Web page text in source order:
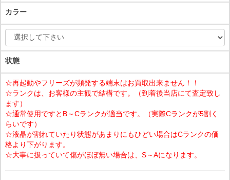
カラー
状態
☆再起動やフリーズが頻発する端末はお買取出来ません！！
☆ランクは、お客様の主観で結構です。（到着後当店にて査定致し
ます）
☆通常使用ですとB～Cランクが適当です。（実際Cランクが5割く
らいです）
☆液晶が割れていたり状態があまりにもひどい場合はCランクの価
格より下がります。
☆大事に扱っていて傷がほぼ無い場合は、S～Aになります。